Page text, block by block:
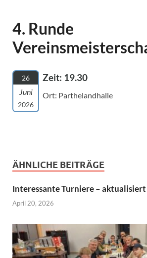
4. Runde
26
Juni
2026
Zeit: 19.30
Ort: Parthelandhalle
ÄHNLICHE BEITRÄGE
Interessante Turniere – aktualisiert
April 20, 2026